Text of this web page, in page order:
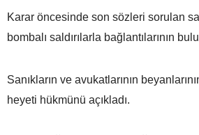
Karar öncesinde son sözleri sorulan
bombalı saldırılarla bağlantılarının
Sanıkların ve avukatlarının
heyeti hükmünü açıkladı.